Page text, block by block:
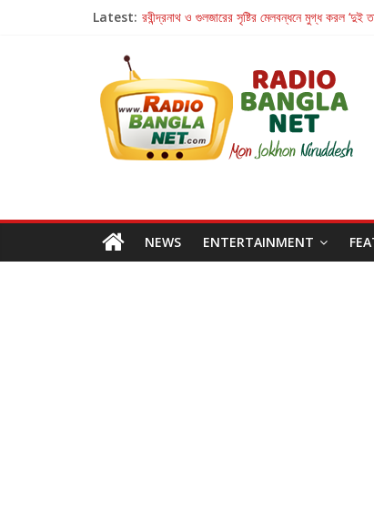
Latest: রবীন্দ্রনাথ ও গুলজারের সৃষ্টির মেলবন্ধনে মুগ্ধ করল ‘দুই
Retribution: A Thought-Provoking
হাওয়া বদলের টলিউডে ‘তুমি এলে তাই’
NEWS ENTERTAINMENT